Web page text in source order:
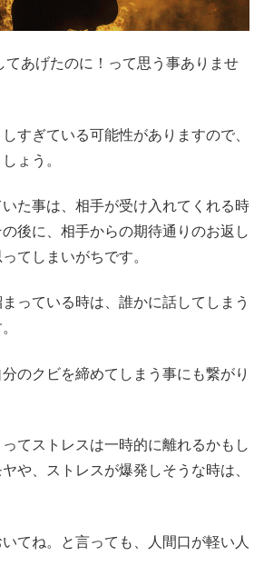
あげたのに！って思う事ありませ
すぎている可能性がありますので、
ょう。
た事は、相手が受け入れてくれる時
後に、相手からの期待通りのお返し
てしまいがちです。
っている時は、誰かに話してしまう
のクビを締めてしまう事にも繋がり
てストレスは一時的に離れるかもし
や、ストレスが爆発しそうな時は、
てね。と言っても、人間口が軽い人